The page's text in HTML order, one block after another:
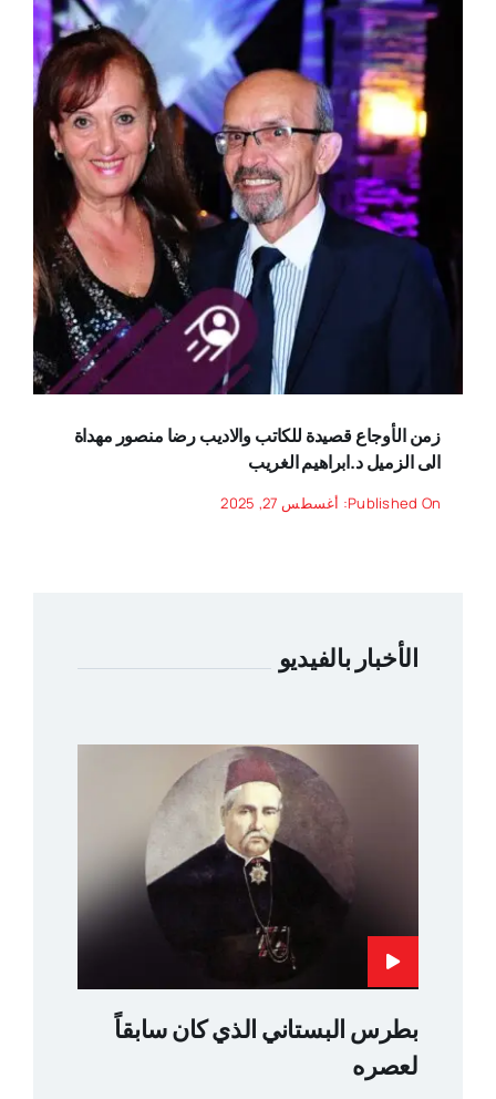
زمن الأوجاع قصيدة للكاتب والاديب رضا منصور مهداة
الى الزميل د.ابراهيم الغريب
Published On: أغسطس 27, 2025
الأخبار بالفيديو
بطرس البستاني الذي كان سابقاً
لعصره